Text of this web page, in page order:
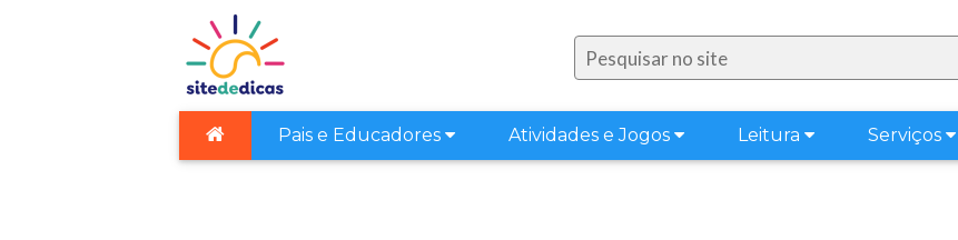
Pais e Educadores Atividades e Jogos Leitura Serviços